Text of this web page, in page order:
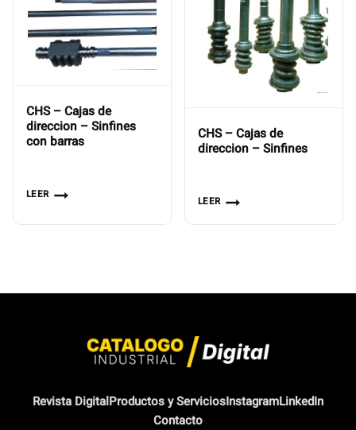
CHS – Cajas de
direccion – Sinfines
con barras
LEER
CHS – Cajas de
direccion – Sinfines
LEER
Revista DigitalProductos y ServiciosInstagramLinkedIn
Contacto